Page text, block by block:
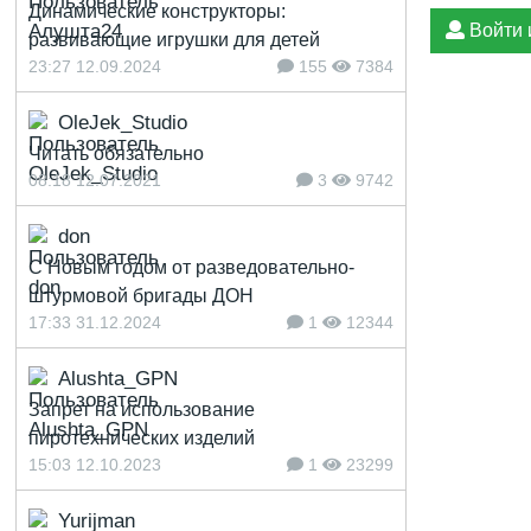
Войти
Динамические конструкторы:
развивающие игрушки для детей
23:27 12.09.2024 155 7384
OleJek_Studio
Читать обязательно
08:18 12.07.2021 3 9742
don
С Новым годом от разведовательно-
штурмовой бригады ДОН
17:33 31.12.2024 1 12344
Alushta_GPN
Запрет на использование
пиротехнических изделий
15:03 12.10.2023 1 23299
Yurijman